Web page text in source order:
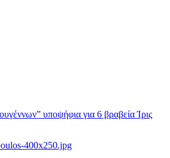
υποψήφια για 6 βραβεία Ίρις